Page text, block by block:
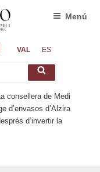
VAL ES
Cerca
Menú
consellera de Medi
d’envasos d’Alzira
d’invertir la